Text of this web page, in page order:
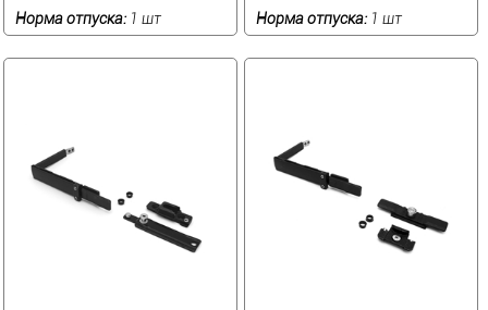
Норма отпуска: 1 шт Норма отпуска: 1 шт